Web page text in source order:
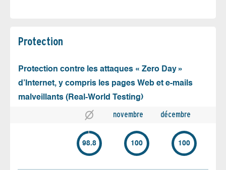
Protection
Protection contre les attaques « Zero Day »
d’Internet, y compris les pages Web et e-mails
malveillants (Real-World Testing)
novembre décembre
98.8 100 100